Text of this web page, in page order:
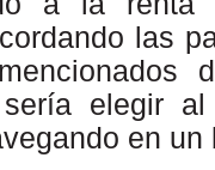
las
mencionados
elegir
en un